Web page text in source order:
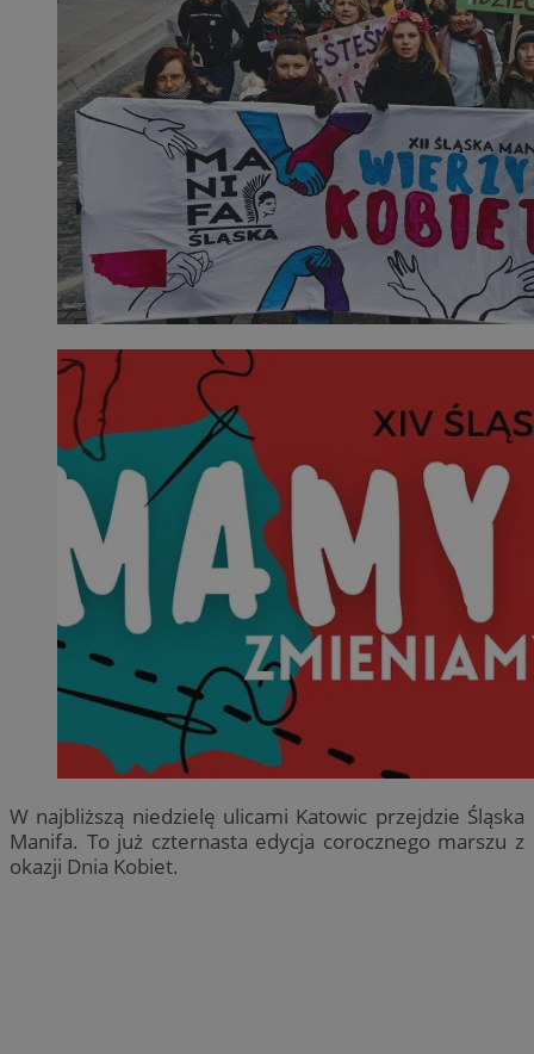
W najbliższą niedzielę ulicami Katowic przejdzie Śląska
Manifa. To już czternasta edycja corocznego marszu z
okazji Dnia Kobiet.